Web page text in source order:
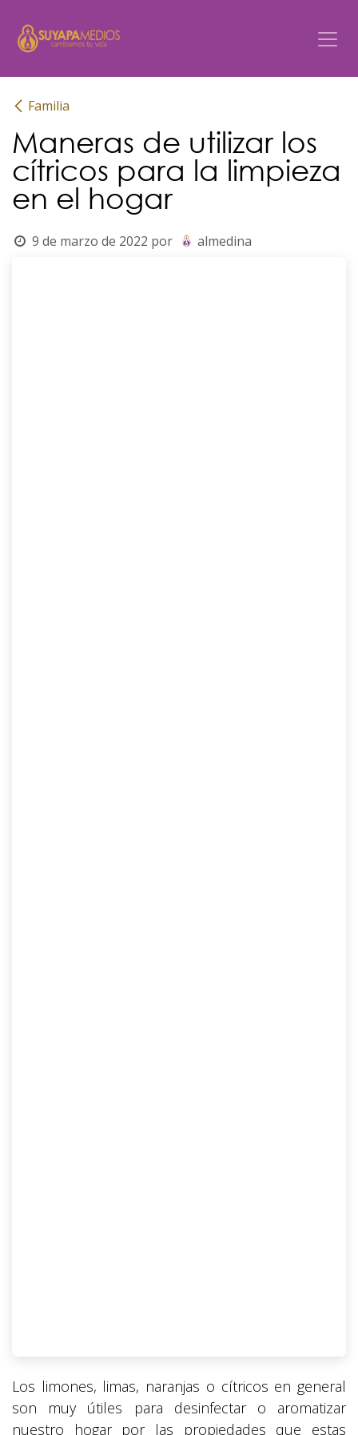
Familia
Maneras de utilizar los
cítricos para la limpieza
en el hogar
9 de marzo de 2022 por almedina
Los limones, limas, naranjas o cítricos en general
son muy útiles para desinfectar o aromatizar
nuestro hogar por las propiedades que estas